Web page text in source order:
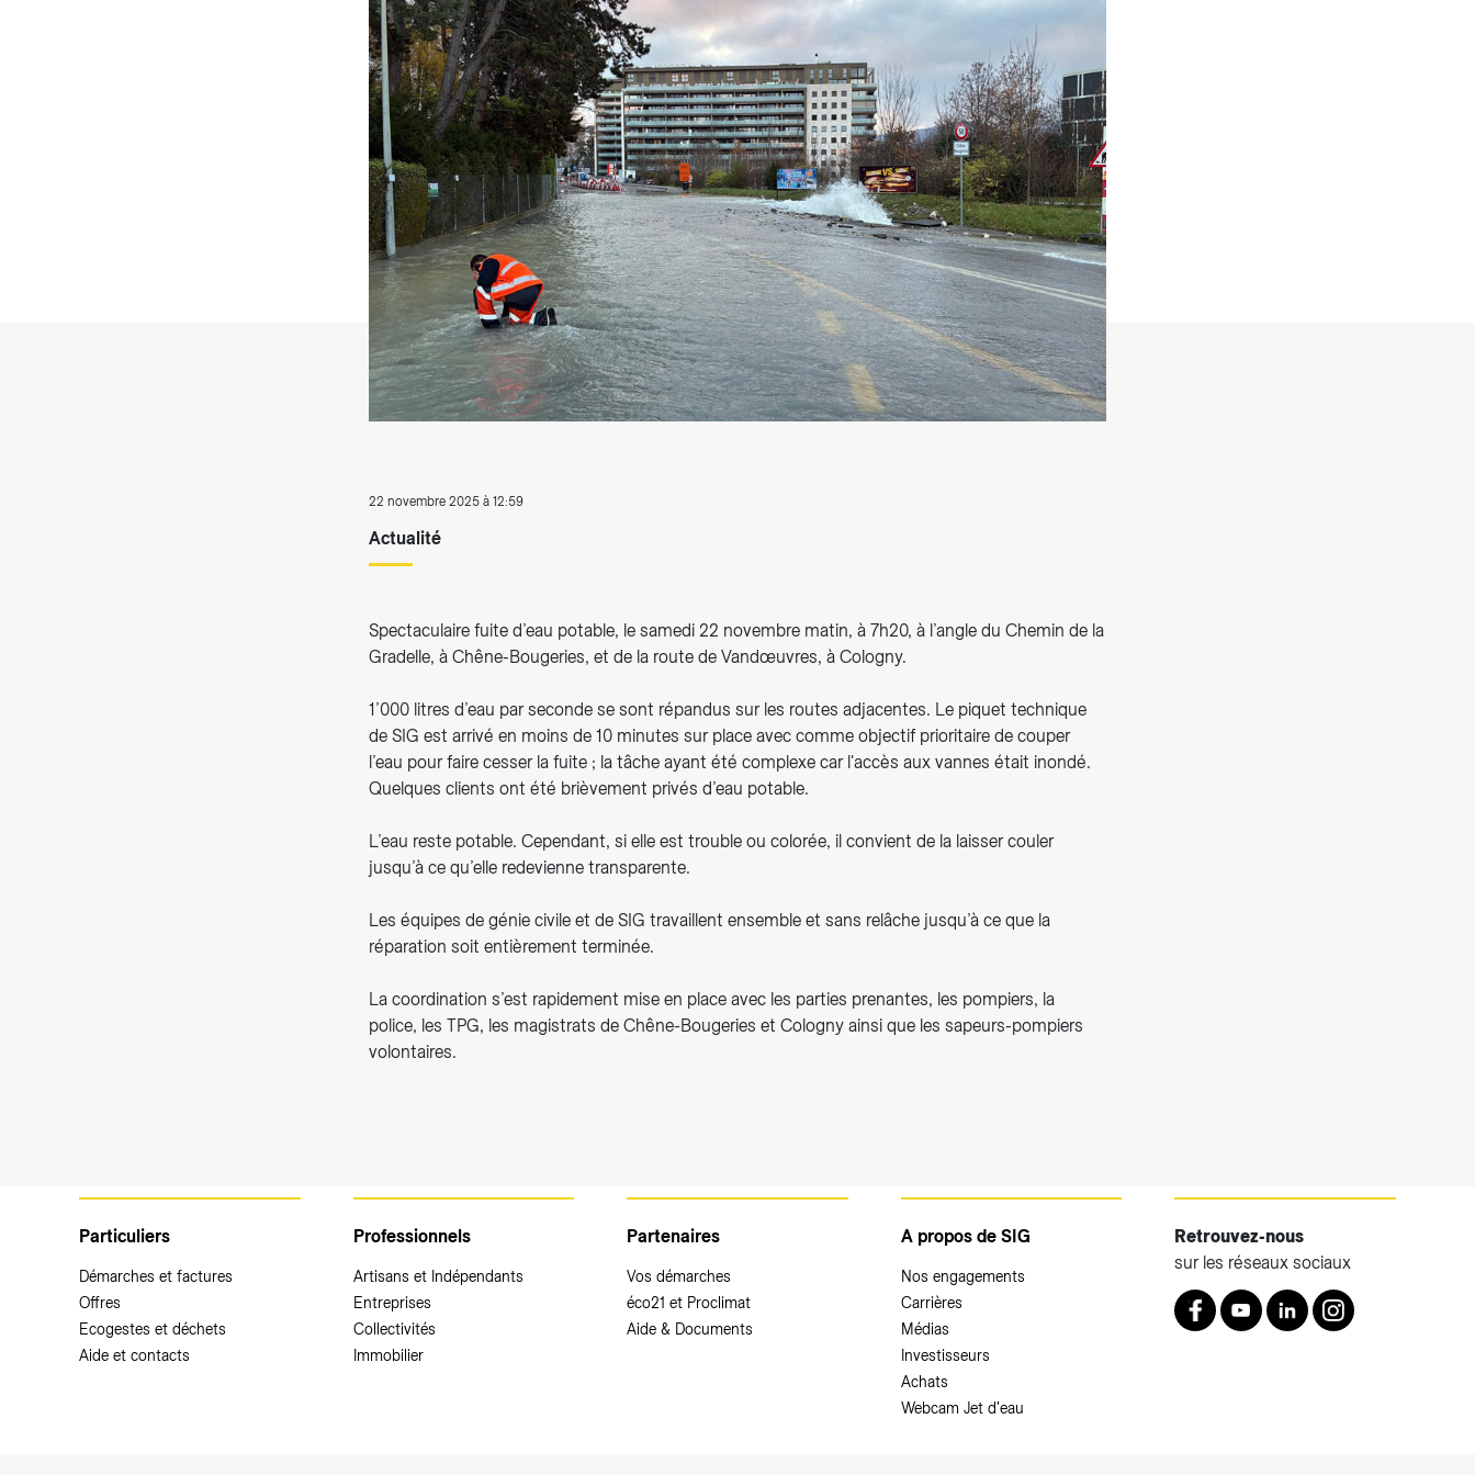
Composition des tarifs
Biogaz et Fonds Gaz Vitale Vert
Tarifs et règlements
22 novembre 2025 à 12:59
Actualité
Spectaculaire fuite d’eau potable, le samedi 22 novembre matin, à 7h20, à l’angle du Chemin de la
Gradelle, à Chêne-Bougeries, et de la route de Vandœuvres, à Cologny.
1’000 litres d’eau par seconde se sont répandus sur les routes adjacentes. Le piquet technique
de SIG est arrivé en moins de 10 minutes sur place avec comme objectif prioritaire de couper
l’eau pour faire cesser la fuite ; la tâche ayant été complexe car l'accès aux vannes était inondé.
Quelques clients ont été brièvement privés d’eau potable.
L’eau reste potable. Cependant, si elle est trouble ou colorée, il convient de la laisser couler
jusqu’à ce qu’elle redevienne transparente.
Les équipes de génie civile et de SIG travaillent ensemble et sans relâche jusqu’à ce que la
réparation soit entièrement terminée.
La coordination s’est rapidement mise en place avec les parties prenantes, les pompiers, la
police, les TPG, les magistrats de Chêne-Bougeries et Cologny ainsi que les sapeurs-pompiers
volontaires.
Particuliers
Démarches et factures
Offres
Ecogestes et déchets
Aide et contacts
Professionnels
Artisans et Indépendants
Entreprises
Collectivités
Immobilier
Partenaires
Vos démarches
éco21 et Proclimat
Aide & Documents
A propos de SIG
Nos engagements
Carrières
Médias
Investisseurs
Achats
Webcam Jet d'eau
Retrouvez-nous
sur les réseaux sociaux
Retrouvez nous sur Facebook
YoutubeLinkedInInstagram